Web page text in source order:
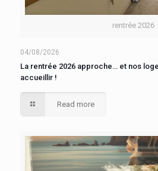
rentrée 2026
04/08/2026
La rentrée 2026 approche… et nos
accueillir !
Read more